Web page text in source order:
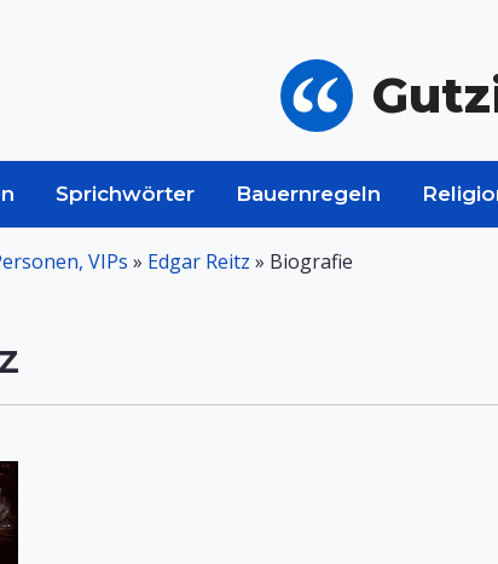
Sprichwörter Bauernregeln
VIPs » Edgar Reitz » Biografie